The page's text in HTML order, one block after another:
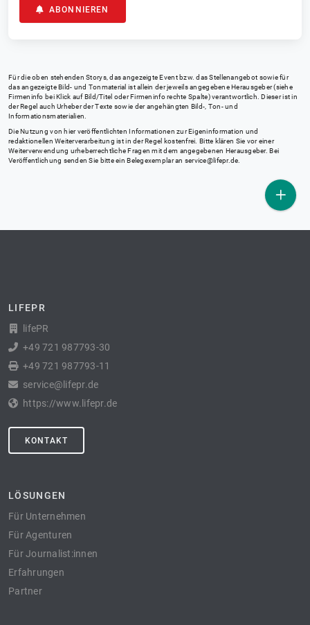
ABONNIEREN
Für die oben stehenden Storys, das angezeigte Event bzw. das Stellenangebot sowie für
das angezeigte Bild- und Tonmaterial ist allein der jeweils angegebene Herausgeber (siehe
Firmeninfo bei Klick auf Bild/Titel oder Firmeninfo rechte Spalte) verantwortlich. Dieser ist in
der Regel auch Urheber der Texte sowie der angehängten Bild-, Ton- und
Informationsmaterialien.
Die Nutzung von hier veröffentlichten Informationen zur Eigeninformation und
redaktionellen Weiterverarbeitung ist in der Regel kostenfrei. Bitte klären Sie vor einer
Weiterverwendung urheberrechtliche Fragen mit dem angegebenen Herausgeber. Bei
Veröffentlichung senden Sie bitte ein Belegexemplar an service@lifepr.de
LIFEPR
lifePR
+49 721 987793-30
+49 721 987793-11
service@lifepr.de
https://www.lifepr.de
KONTAKT
LÖSUNGEN
Für Unternehmen
Für Agenturen
Für Journalist:innen
Erfahrungen
Partner